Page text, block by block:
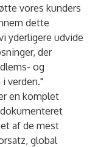
vores kunders
dette
yderligere udvide
der
og
verden."
en komplet
af de mest
global